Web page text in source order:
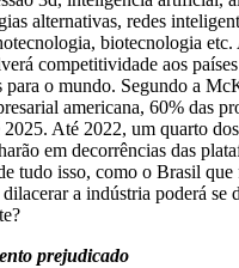
alternativas, redes
biotecnologia etc.
competitividade aos
para o mundo. Segundo a
americana, 60% das
2025. Até 2022, um quarto
em decorrências das
tudo isso, como o Brasil
a indústria poderá se
prejudicado